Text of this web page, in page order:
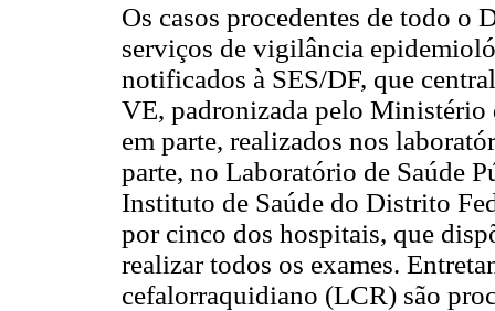
Os casos procedentes de todo o
serviços de vigilância
notificados à SES/DF, que
VE, padronizada pelo Ministério
em parte, realizados nos
parte, no Laboratório de Saúde
Instituto de Saúde do Distrito
por cinco dos hospitais, que
realizar todos os exames.
cefalorraquidiano (LCR) são